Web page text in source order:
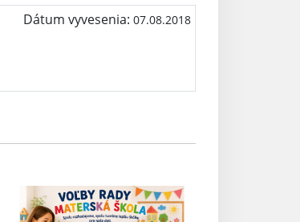
Dátum vyvesenia: 07.08.2018